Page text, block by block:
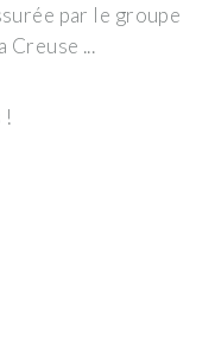
par le groupe
Creuse ...
!